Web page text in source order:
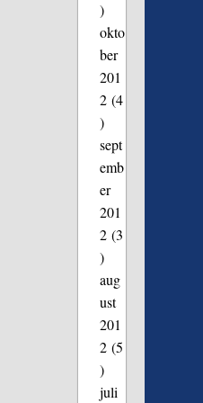
)
okto
ber
201
2(4
)
sept
emb
er
201
2(3
)
aug
ust
201
2(5
)
juli